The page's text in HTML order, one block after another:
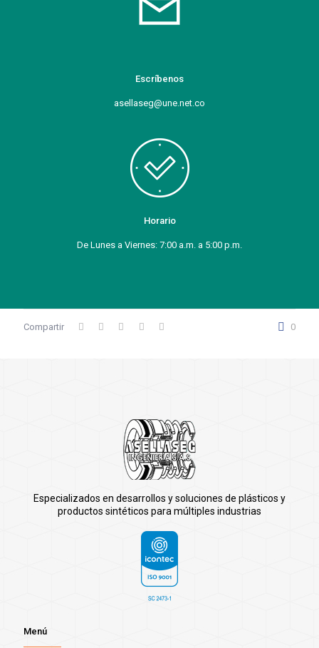
Escríbenos
asellaseg@une.net.co
Horario
De Lunes a Viernes: 7:00 a.m. a 5:00 p.m.
Compartir 0
Especializados en desarrollos y soluciones de plásticos y
productos sintéticos para múltiples industrias
Menú